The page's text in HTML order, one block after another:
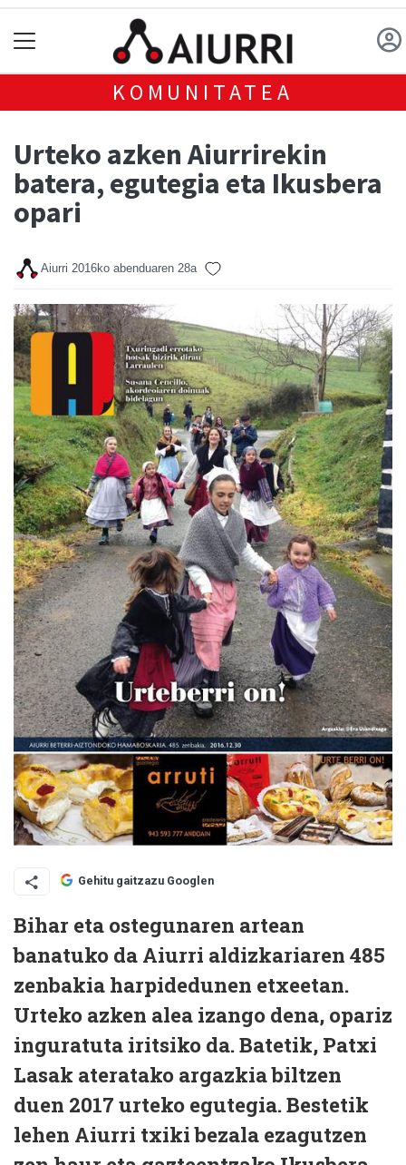
KOMUNITATEA
Urteko azken Aiurrirekin
batera, egutegia eta Ikusbera
opari
Aiurri 2016ko abenduaren 28a
Gehitu gaitzazu Googlen
Bihar eta ostegunaren artean
banatuko da Aiurri aldizkariaren 485
zenbakia harpidedunen etxeetan.
Urteko azken alea izango dena, opariz
inguratuta iritsiko da. Batetik, Patxi
Lasak ateratako argazkia biltzen
duen 2017 urteko egutegia. Bestetik
lehen Aiurri txiki bezala ezagutzen